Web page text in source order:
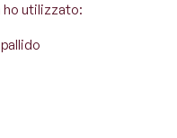
ho utilizzato: